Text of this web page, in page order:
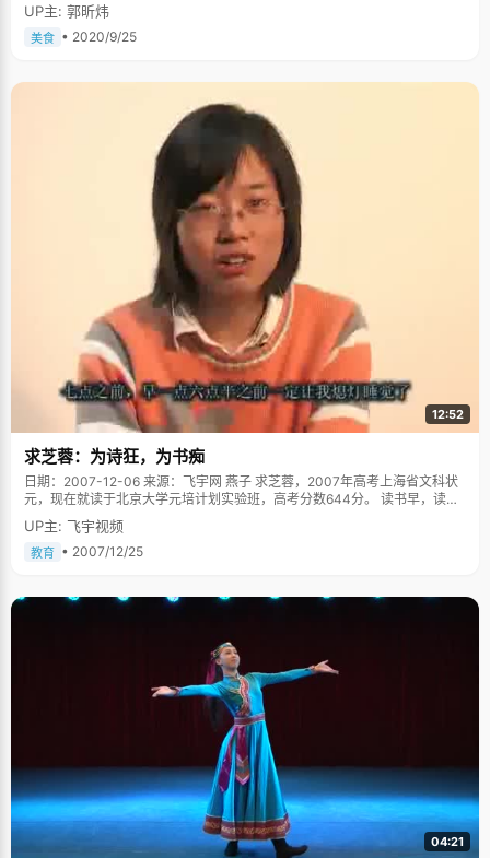
UP主: 郭昕炜
美食 • 2020/9/25
12:52
求芝蓉：为诗狂，为书痴
日期：2007-12-06 来源：飞宇网 燕子 求芝蓉，2007年高考上海省文科状
元，现在就读于北京大学元培计划实验班，高考分数644分。 读书早，读书
痴，外表开朗，笑容灿烂的求芝蓉，真真是一个爱书如痴的人。书对于求芝
蓉，就像水之于鱼一样自然，正如她自己在那篇被传阅甚广的小文《走过我
生命中的那个男孩》中所写"我注定一辈子都属于书了"。 教育从诗歌开始，
成现代诗人的欲望和潜质。 求芝蓉的求学欲望是天生的，2岁的时候，她自
拼音、汉字和数字，为以后的早期教育打下了基础。四岁生日那天，求芝蓉
收到了自己的第一本诗集——《古诗五十首》，开始跟着爸爸学习朗诵诗
歌。求芝蓉很有诗词天赋，记忆力也不错，在上小学前她已经会背大概200
首古诗，而且对于很多理解深入。这个数字是惊人的，很多成年人也不定能
记住那么多。上学以后，求芝蓉对诗的狂热不减，在初高中达到顶峰，利用
课余时间狂看诗集，那时候，她脑袋里大概能完整的记忆五六百首诗词，在
一次诗歌大赛中她以一口气背出一百多首诗词而艺压四座，令同学们羡慕不
已。并常常有"因古诗发狂，诗性大发，想做诗"的感觉，于是写了几首打油
诗，为同学们传阅。在众多诗人中，求芝蓉最喜欢李商隐的诗，纳兰信德的
词，两位都是感情细腻，洒脱飘逸的性情中人，正好与求芝蓉略显俊逸的性
格契合，读他们的诗词更有如遇知己之感。至今，求芝蓉依然保持着对诗词
的喜好，兴致到时偶作小赋。前段时间，妈妈从上海寄来著名的土特产小京
生（新昌的特产花生），品尝之余，求芝蓉有感而发："剥却麻袍去赤衣，淳
UP主: 飞宇视频
教育 • 2007/12/25
04:21